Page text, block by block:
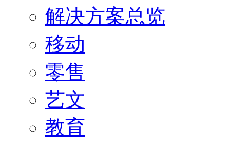
解决方案总览
移动
零售
艺文
教育